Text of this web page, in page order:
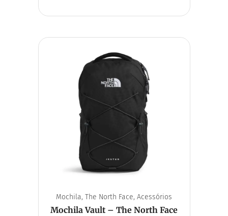
Mochila, The North Face, Acessórios
Mochila Vault – The North Face